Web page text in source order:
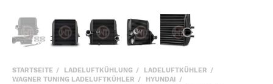
STARTSEITE LADELUFTKÜHLUNG
LADELUFTKÜHLER
WAGNER TUNING LADELUFTKÜHLER
HYUNDAI